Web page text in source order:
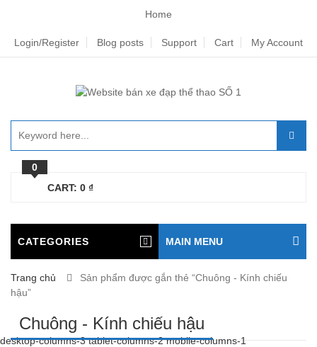
Home
Login/Register Blog posts Support Cart My Account
0
CART: 0 ₫
CATEGORIES MAIN MENU
Trang chủ
Sản phẩm được gắn thẻ “Chuông - Kính chiếu
hậu”
Chuông - Kính chiếu hậu
desktop-columns-3 tablet-columns-2 mobile-columns-1